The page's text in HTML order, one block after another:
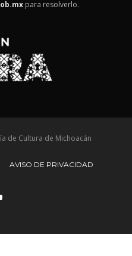
para resolverlo.
de Cultura de Michoacán
AVISO DE PRIVACIDAD